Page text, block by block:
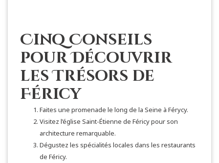
Cinq Conseils
pour Découvrir
les Trésors de
Féricy
Faites une promenade le long de la Seine à Férycy.
Visitez l’église Saint-Étienne de Féricy pour son
architecture remarquable.
Dégustez les spécialités locales dans les restaurants
de Féricy.